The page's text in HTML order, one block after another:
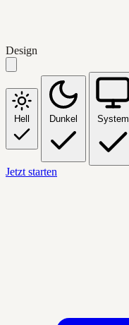
Design
Hell Dunkel System
Jetzt starten